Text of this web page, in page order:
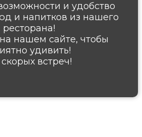
и удобство
и напитков из нашего
ресторана!
нашем сайте, чтобы
удивить!
встреч!